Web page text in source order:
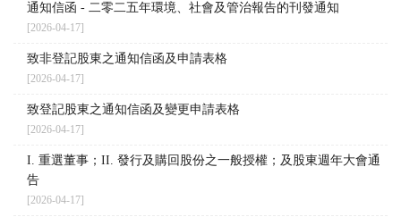
通知信函 - 二零二五年環境、社會及管治報告的刊發通知
[2026-04-17]
致非登記股東之通知信函及申請表格
[2026-04-17]
致登記股東之通知信函及變更申請表格
[2026-04-17]
I. 重選董事；II. 發行及購回股份之一般授權；及股東週年大會通
告
[2026-04-17]